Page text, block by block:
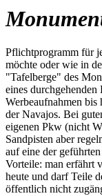
Pflichtprogramm für
möchte oder wie in
"Tafelberge" des
eines
Werbeaufnahmen bis
der Navajos. Bei
eigenen Pkw (nicht
Sandpisten aber
auf eine der
Vorteile: man erfährt
heute und darf Teile
öffentlich nicht